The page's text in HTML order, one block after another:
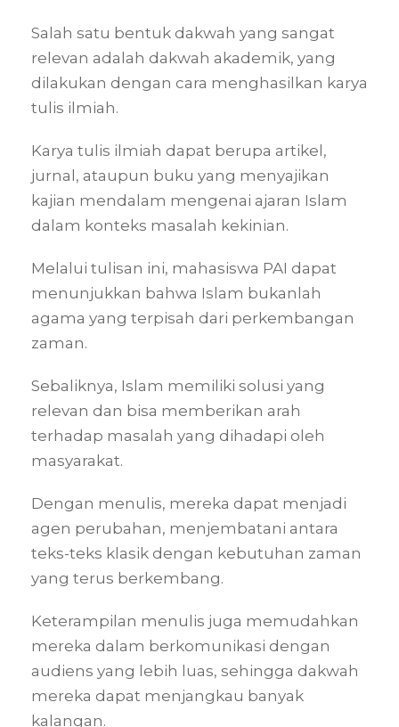
Salah satu bentuk dakwah yang sangat
relevan adalah dakwah akademik, yang
dilakukan dengan cara menghasilkan karya
tulis ilmiah.
Karya tulis ilmiah dapat berupa artikel,
jurnal, ataupun buku yang menyajikan
kajian mendalam mengenai ajaran Islam
dalam konteks masalah kekinian.
Melalui tulisan ini, mahasiswa PAI dapat
menunjukkan bahwa Islam bukanlah
agama yang terpisah dari perkembangan
zaman.
Sebaliknya, Islam memiliki solusi yang
relevan dan bisa memberikan arah
terhadap masalah yang dihadapi oleh
masyarakat.
Dengan menulis, mereka dapat menjadi
agen perubahan, menjembatani antara
teks-teks klasik dengan kebutuhan zaman
yang terus berkembang.
Keterampilan menulis juga memudahkan
mereka dalam berkomunikasi dengan
audiens yang lebih luas, sehingga dakwah
mereka dapat menjangkau banyak
kalangan.